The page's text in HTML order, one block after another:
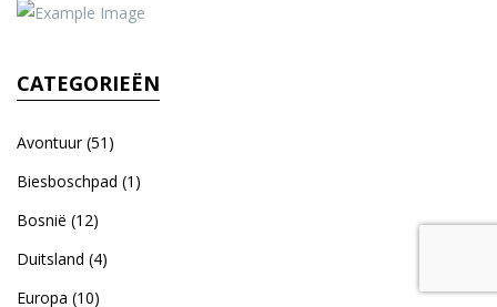
CATEGORIEËN
Avontuur(51)
Biesboschpad (1)
Bosnië (12)
Duitsland (4)
Europa (10)